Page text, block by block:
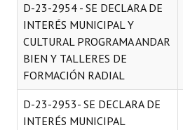
Concejales Mandato Cumplido
Programas
LEGISLACIÓN
Constitución Nacional
D-23-2954 - SE DECLARA DE
INTERÉS MUNICIPAL Y
CULTURAL PROGRAMA ANDAR
BIEN Y TALLERES DE
FORMACIÓN RADIAL
D-23-2953- SE DECLARA DE
INTERÉS MUNICIPAL